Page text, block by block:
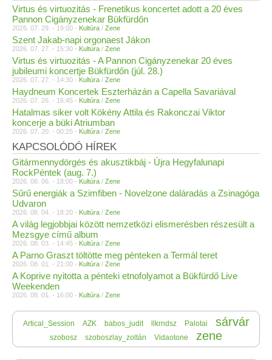
Virtus és virtuozitás - Frenetikus koncertet adott a 20 éves
Pannon Cigányzenekar Bükfürdőn
2026. 07. 29. - 19:00 - Kultúra / Zene
Szent Jakab-napi orgonaest Jákon
2026. 07. 27. - 15:30 - Kultúra / Zene
Virtus és virtuozitás - A Pannon Cigányzenekar 20 éves
jubileumi koncertje Bükfürdőn (júl. 28.)
2026. 07. 27. - 14:30 - Kultúra / Zene
Haydneum Koncertek Eszterházán a Capella Savariával
2026. 07. 26. - 16:45 - Kultúra / Zene
Hatalmas siker volt Kökény Attila és Rakonczai Viktor
koncerje a büki Atriumban
2026. 07. 20. - 00:25 - Kultúra / Zene
KAPCSOLÓDÓ HÍREK
Gitármennydörgés és akusztikbáj - Újra Hegyfalunapi
RockPéntek (aug. 7.)
2026. 08. 06. - 18:00 - Kultúra / Zene
Sűrű energiák a Szimfiben - Novelzone daláradás a Zsinagóga
Udvaron
2026. 08. 04. - 18:20 - Kultúra / Zene
A világ legjobbjai között nemzetközi elismerésben részesült a
Mezsgye című album
2026. 08. 03. - 14:45 - Kultúra / Zene
A Parno Graszt töltötte meg pénteken a Termál teret
2026. 08. 01. - 21:00 - Kultúra / Zene
A Koprive nyitotta a pénteki etnofolyamot a Bükfürdő Live
Weekenden
2026. 08. 01. - 16:00 - Kultúra / Zene
Artical_Session AZK babos_judit llkrndsz Palotai sárvár
szobosz szoboszlay_zoltán Vidaotone zene